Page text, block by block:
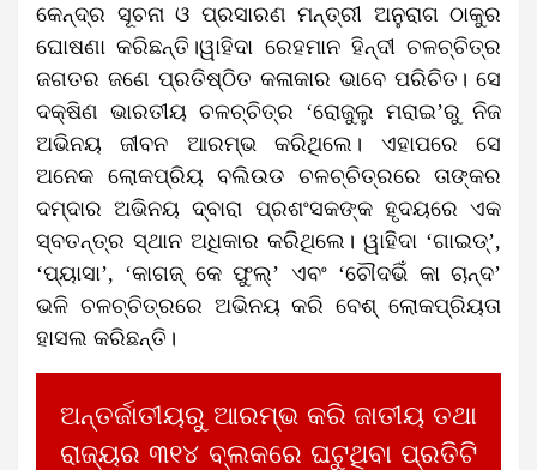
କେନ୍ଦ୍ର ସୂଚନା ଓ ପ୍ରସାରଣ ମନ୍ତ୍ରୀ ଅନୁରାଗ ଠାକୁର
ଘୋଷଣା କରିଛନ୍ତି।ୱାହିଦା ରେହମାନ ହିନ୍ଦୀ ଚଳଚ୍ଚିତ୍ର
ଜଗତର ଜଣେ ପ୍ରତିଷ୍ଠିତ କଳାକାର ଭାବେ ପରିଚିତ। ସେ
ଦକ୍ଷିଣ ଭାରତୀୟ ଚଳଚ୍ଚିତ୍ର ‘ରୋଜୁଲୁ ମରାଇ’ରୁ ନିଜ
ଅଭିନୟ ଜୀବନ ଆରମ୍ଭ କରିଥିଲେ। ଏହାପରେ ସେ
ଅନେକ ଲୋକପ୍ରିୟ ବଲିଉଡ ଚଳଚ୍ଚିତ୍ରରେ ତାଙ୍କର
ଦମ୍‌ଦାର ଅଭିନୟ ଦ୍ବାରା ପ୍ରଶଂସକଙ୍କ ହୃଦୟରେ ଏକ
ସ୍ବତନ୍ତ୍ର ସ୍ଥାନ ଅଧିକାର କରିଥିଲେ। ୱାହିଦା ‘ଗାଇଡ୍’,
‘ପ୍ୟାସା’, ‘କାଗଜ୍ କେ ଫୁଲ୍‌’ ଏବଂ ‘ଚୌଦଭିଁ କା ଚାନ୍ଦ’
ଭଳି ଚଳଚ୍ଚିତ୍ରରେ ଅଭିନୟ କରି ବେଶ୍‌ ଲୋକପ୍ରିୟତା
ହାସଲ କରିଛନ୍ତି।
ଅନ୍ତର୍ଜାତୀୟରୁ ଆରମ୍ଭ କରି ଜାତୀୟ ତଥା
ରାଜ୍ୟର ୩୧୪ ବ୍ଲକରେ ଘଟୁଥିବା ପ୍ରତିଟି